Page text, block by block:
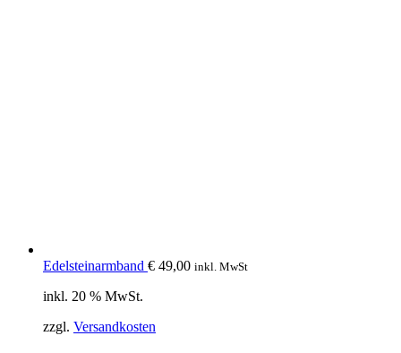
Edelsteinarmband € 49,00 inkl. MwSt
inkl. 20 % MwSt.
zzgl. Versandkosten